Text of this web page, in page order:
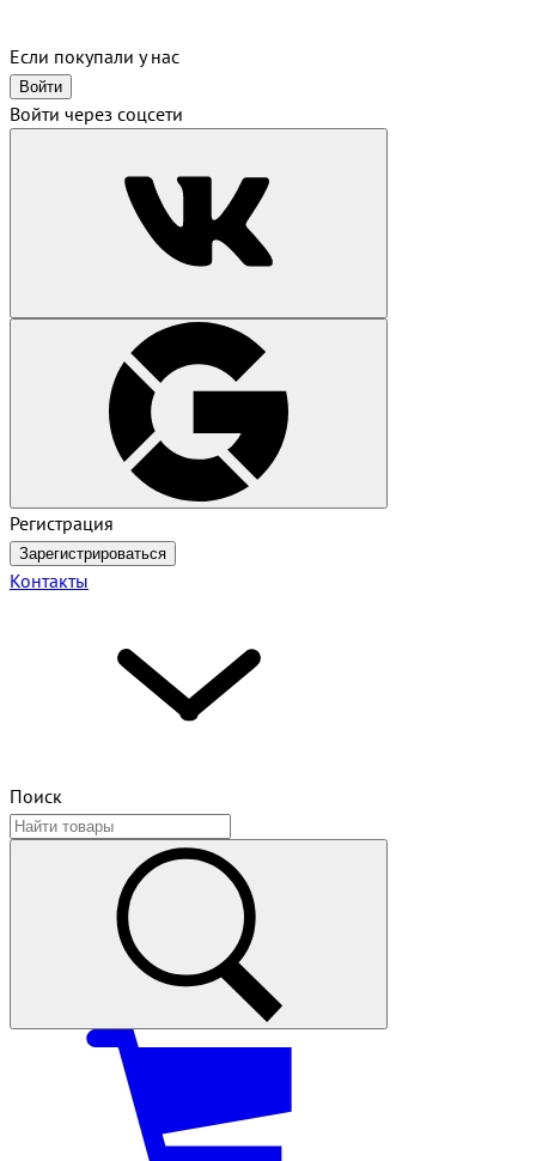
Если покупали у нас
Войти
Войти через соцсети
Регистрация
Зарегистрироваться
Контакты
Поиск